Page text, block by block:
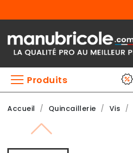
Produits
Accueil Quincaillerie Vis